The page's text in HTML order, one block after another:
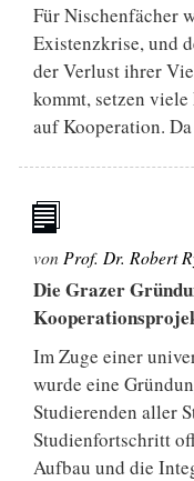
Für Nischenfächer
Existenzkrise, und
der Verlust ihrer
kommt, setzen
auf Kooperation.
von Prof. Dr. Robert
Die Grazer
Im Zuge einer
wurde eine
Studierenden aller
Studienfortschritt
Aufbau und die